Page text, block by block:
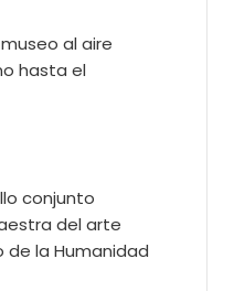
al aire
hasta el
conjunto
del arte
la Humanidad